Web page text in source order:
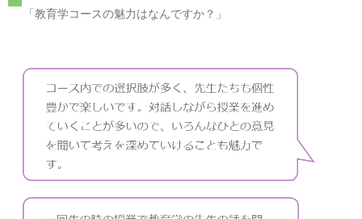
「教育学コースの魅力はなんですか？」